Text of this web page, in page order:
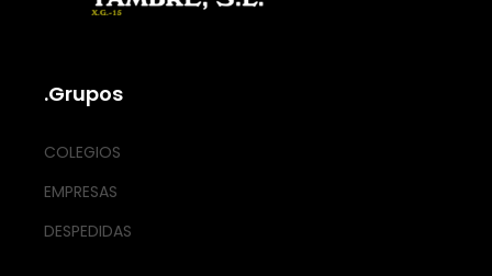
.Grupos
COLEGIOS
EMPRESAS
DESPEDIDAS